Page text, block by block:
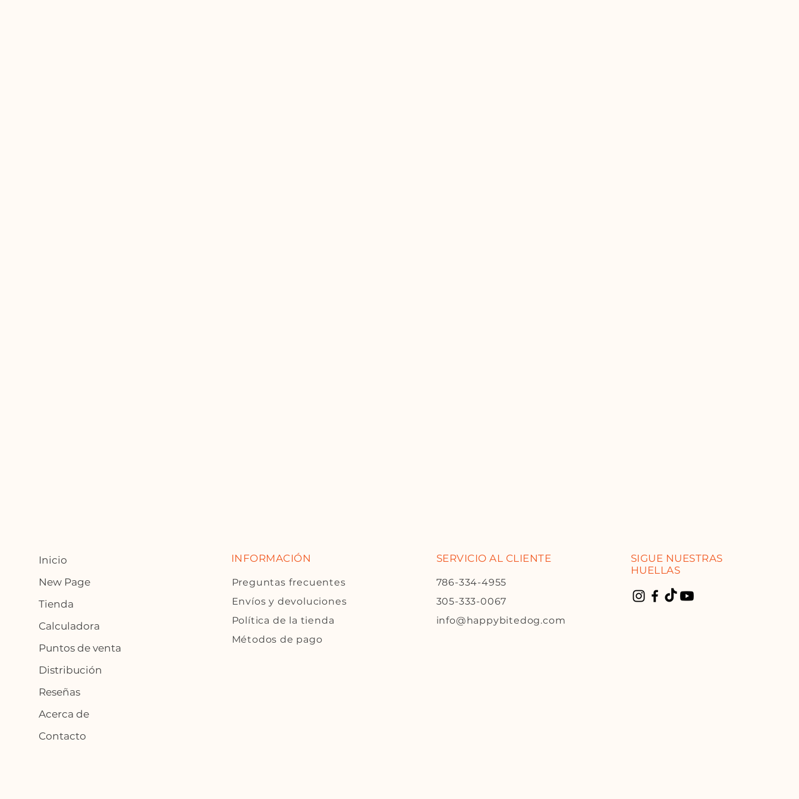
Inicio
New Page
Tienda
Calculadora
Puntos de venta
Distribución
Reseñas
Acerca de
Contacto
INFORMACIÓN
Preguntas frecuentes
Envíos y devoluciones
Política de la tienda
Métodos de pago
SERVICIO AL CLIENTE
786-334-4955
305-333-0067
info@happybitedog.com
SIGUE NUESTRAS
HUELLAS